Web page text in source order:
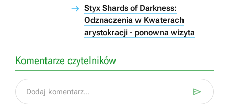
Styx Shards of Darkness:
Odznaczenia w Kwaterach
arystokracji - ponowna wizyta
Komentarze czytelników
Dodaj komentarz... 